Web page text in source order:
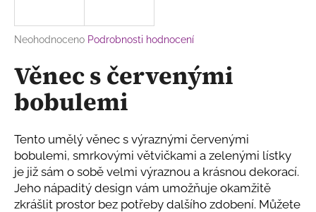
Průměrné
produktu
je
0,0
z
hvězdiček.
Neohodnoceno Podrobnosti hodnocení
Věnec s červenými
bobulemi
Tento umělý věnec s výraznými červenými
bobulemi, smrkovými větvičkami a zelenými lístky
je již sám o sobě velmi výraznou a krásnou dekorací.
Jeho nápaditý design vám umožňuje okamžitě
zkrášlit prostor bez potřeby dalšího zdobení. Můžete
j
t
?
HLEDAT